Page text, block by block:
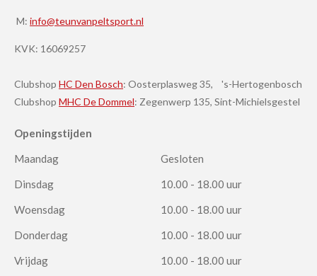
M: info@teunvanpeltsport.nl
KVK: 16069257
Clubshop HC Den Bosch: Oosterplasweg 35, 's-Hertogenbosch
Clubshop MHC De Dommel: Zegenwerp 135, Sint-Michielsgestel
Openingstijden
Maandag
Gesloten
Dinsdag
10.00 - 18.00 uur
Woensdag
10.00 - 18.00 uur
Donderdag
10.00 - 18.00 uur
Vrijdag
10.00 - 18.00 uur